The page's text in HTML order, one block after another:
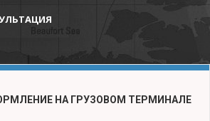
НА ГРУЗОВОМ ТЕРМИНАЛЕ